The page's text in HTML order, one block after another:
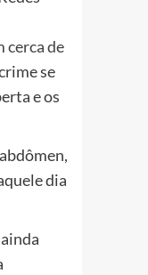
cerca de
se
e os
dia